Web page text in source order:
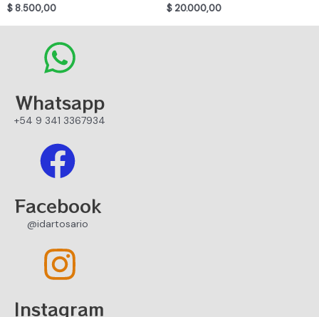
$8.500,00
$ 20.000,00
Whatsapp
+54 9 341 3367934
Facebook
@idartosario
Instagram